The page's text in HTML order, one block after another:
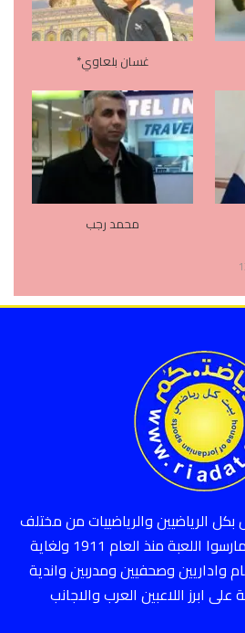
غسان بلعاوي*
محمد رجب
الرياضيين والرياضييات من مختلف
الاعمار والألعاب ممن مارسوا اللعبة منذ العام 1911 ولغاية
واداريين وصحفيين ومدربين واندية
ابرز اللاعبين العرب والاجانب